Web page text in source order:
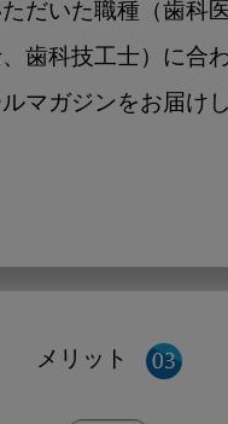
だいた職種（歯科
歯科技工士）に合
マガジンをお届けし
メリット